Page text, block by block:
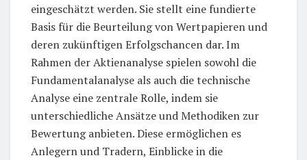
eingeschätzt werden. Sie stellt eine fundierte
Basis für die Beurteilung von Wertpapieren und
deren zukünftigen Erfolgschancen dar. Im
Rahmen der Aktienanalyse spielen sowohl die
Fundamentalanalyse als auch die technische
Analyse eine zentrale Rolle, indem sie
unterschiedliche Ansätze und Methodiken zur
Bewertung anbieten. Diese ermöglichen es
Anlegern und Tradern, Einblicke in die